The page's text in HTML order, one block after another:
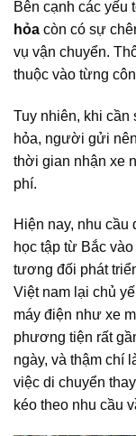
Bên cạnh các yếu
hỏa còn có sự
vụ vận chuyển.
thuộc vào từng
Tuy nhiên, khi cần
hỏa, người gửi
thời gian nhận xe
phí.
Hiện nay, nhu cầu
học tập từ Bắc
tương đối phát
Việt nam lại chủ
máy điện như xe
phương tiện rất
ngày, và thậm chí
việc di chuyển
kéo theo nhu cầu